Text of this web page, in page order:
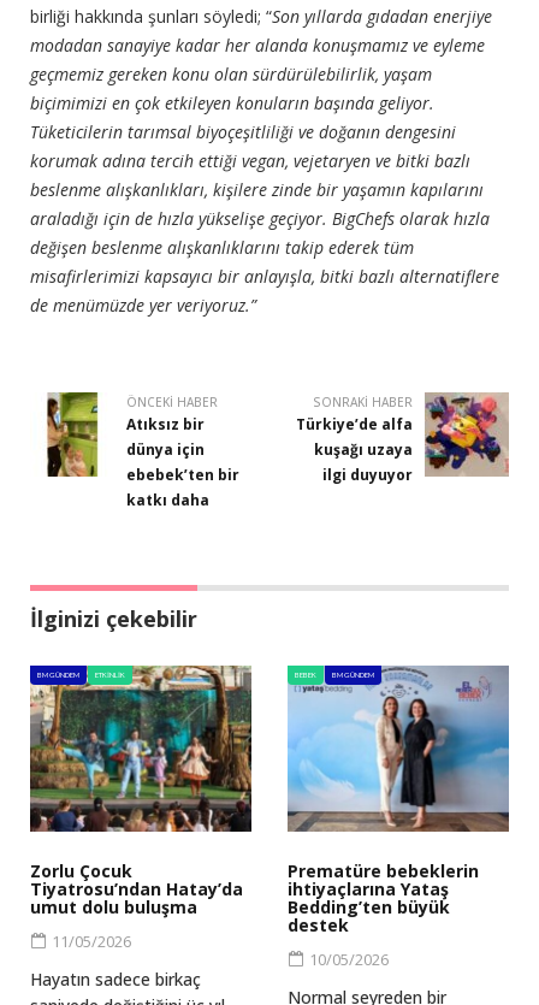
birliği hakkında şunları söyledi; “Son yıllarda gıdadan enerjiye
modadan sanayiye kadar her alanda konuşmamız ve eyleme
geçmemiz gereken konu olan sürdürülebilirlik, yaşam
biçimimizi en çok etkileyen konuların başında geliyor.
Tüketicilerin tarımsal biyoçeşitliliği ve doğanın dengesini
korumak adına tercih ettiği vegan, vejetaryen ve bitki bazlı
beslenme alışkanlıkları, kişilere zinde bir yaşamın kapılarını
araladığı için de hızla yükselişe geçiyor. BigChefs olarak hızla
değişen beslenme alışkanlıklarını takip ederek tüm
misafirlerimizi kapsayıcı bir anlayışla, bitki bazlı alternatiflere
de menümüzde yer veriyoruz.”
ÖNCEKI HABER
Atıksız bir
dünya için
ebebek’ten bir
katkı daha
SONRAKI HABER
Türkiye’de alfa
kuşağı uzaya
ilgi duyuyor
İlginizi çekebilir
BM GÜNDEM ETKINLIK
Zorlu Çocuk
Tiyatrosu’ndan Hatay’da
umut dolu buluşma
11/05/2026
Hayatın sadece birkaç
BEBEK BM GÜNDEM
Prematüre bebeklerin
ihtiyaçlarına Yataş
Bedding’ten büyük
destek
10/05/2026
Normal seyreden bir